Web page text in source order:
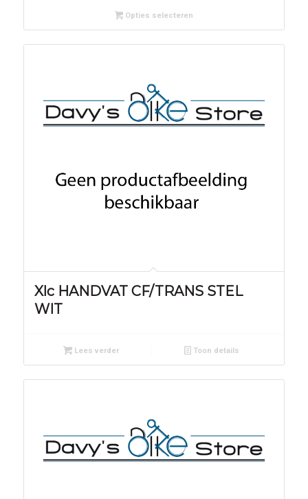
Opties selecteren
Xlc HANDVAT CF/TRANS STEL
WIT
Lees verder Toon details